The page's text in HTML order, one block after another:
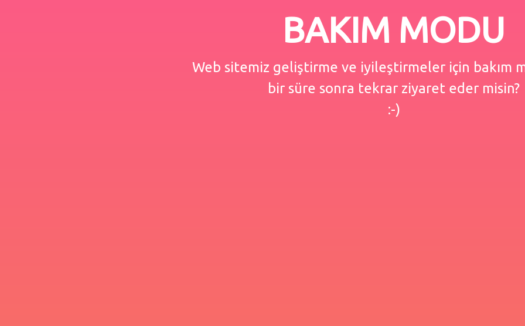
BAKIM MODU
Web sitemiz geliştirme ve iyileştirmeler için bakım
bir süre sonra tekrar ziyaret eder misin?
:-)